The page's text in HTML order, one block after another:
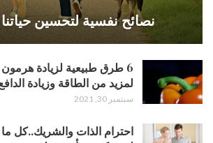
نصائح نفسية لتحسين حياتنا
6 طرق طبيعية لزيادة
لمزيد من الطاقة وزيادة
سبتمبر 30, 2021
احترام الذات والشريك..كل